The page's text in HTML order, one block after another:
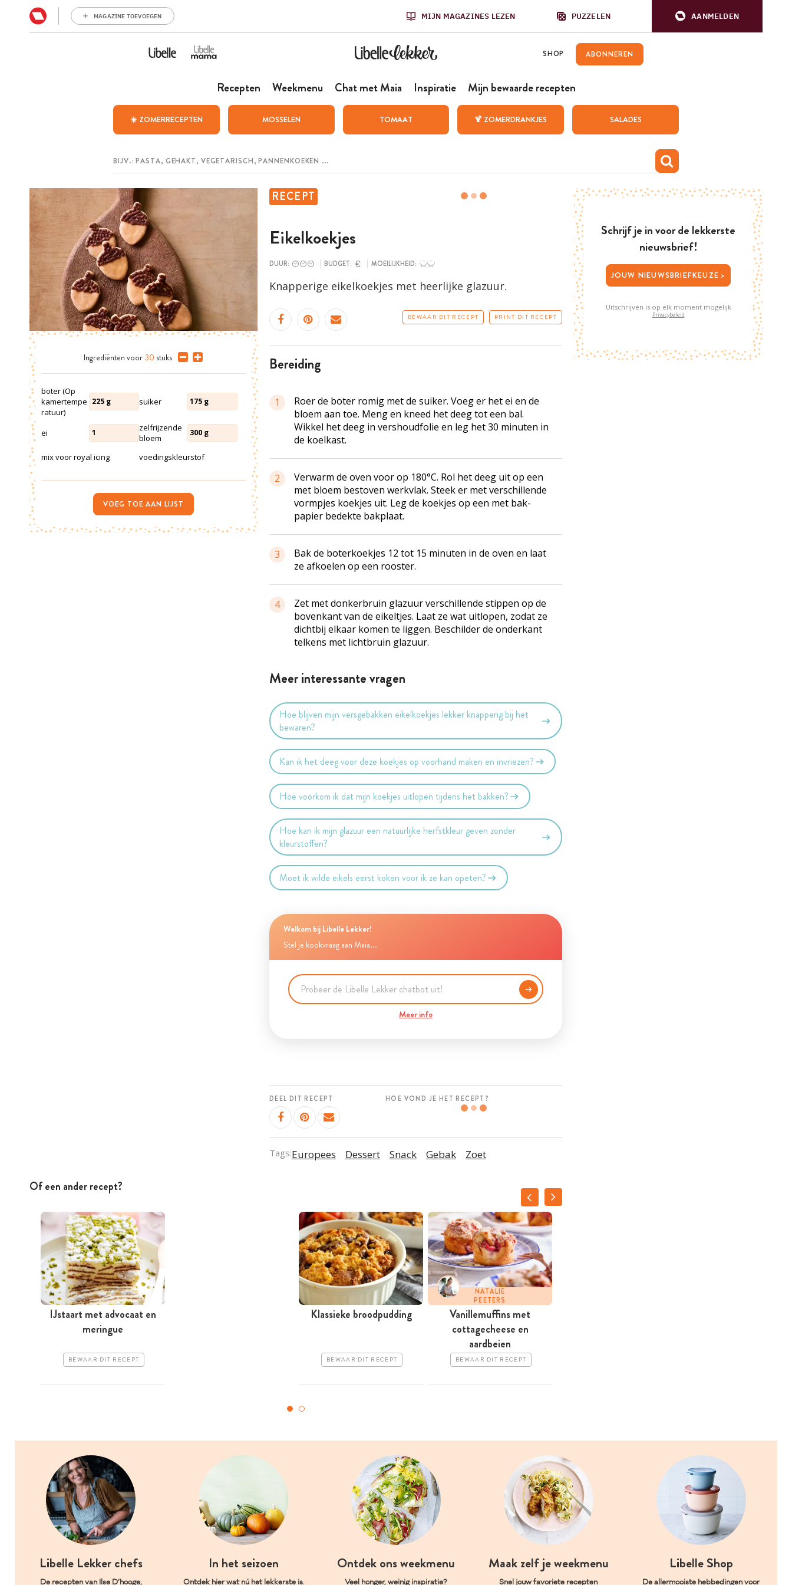
MAGAZINE TOEVOEGEN MIJN MAGAZINES LEZEN PUZZELEN AANMELDEN
SHOP ABONNEREN
Recepten Weekmenu Chat met Maia Inspiratie Mijn bewaarde recepten
☀️ ZOMERRECEPTEN MOSSELEN TOMAAT 🍹 ZOMERDRANKJES SALADES
RECEPT
Eikelkoekjes
DUUR: BUDGET: MOEILIJKHEID:
Knapperige eikelkoekjes met heerlijke glazuur.
BEWAAR DIT RECEPT PRINT DIT RECEPT
bereiding
1
Roer de boter romig met de suiker. Voeg er het ei en de
bloem aan toe. Meng en kneed het deeg tot een bal.
Wikkel het deeg in vershoudfolie en leg het 30 minuten in
de koelkast.
2
Verwarm de oven voor op 180°C. Rol het deeg uit op een
met bloem bestoven werkvlak. Steek er met verschillende
vormpjes koekjes uit. Leg de koekjes op een met bak-
papier bedekte bakplaat.
3
Bak de boterkoekjes 12 tot 15 minuten in de oven en laat
ze afkoelen op een rooster.
4
Zet met donkerbruin glazuur verschillende stippen op de
bovenkant van de eikeltjes. Laat ze wat uitlopen, zodat ze
dichtbij elkaar komen te liggen. Beschilder de onderkant
telkens met lichtbruin glazuur.
Meer interessante vragen
Hoe blijven mijn versgebakken eikelkoekjes lekker knapperig bij het
bewaren?
Kan ik het deeg voor deze koekjes op voorhand maken en invriezen?
Hoe voorkom ik dat mijn koekjes uitlopen tijdens het bakken?
Hoe kan ik mijn glazuur een natuurlijke herfstkleur geven zonder
kleurstoffen?
Moet ik wilde eikels eerst koken voor ik ze kan opeten?
Welkom bij Libelle Lekker!
Stel je kookvraag aan Maia...
Meer info
DEEL DIT RECEPT HOE VOND JE HET RECEPT?
Tags:Europees Dessert Snack Gebak Zoet
Ingrediënten voor 30 stuks
boter (Op
kamertempe
ratuur)
225 g suiker 175 g
ei 1
zelfrijzende
bloem
300 g
mix voor royal icing voedingskleurstof
VOEG TOE AAN LIJST
Of een ander recept?
IJstaart met advocaat en
meringue
BEWAAR DIT RECEPT
Klassieke broodpudding
BEWAAR DIT RECEPT
NATALIE
PEETERS
Vanillemuffins met
cottagecheese en
aardbeien
BEWAAR DIT RECEPT
Schrijf je in voor de lekkerste
nieuwsbrief!
JOUW NIEUWSBRIEFKEUZE >
Uitschrijven is op elk moment mogelijk
Privacybeleid
Libelle Lekker chefs
De recepten van Ilse D’hooge,
In het seizoen
Ontdek hier wat nú het lekkerste is.
Ontdek ons weekmenu
Veel honger, weinig inspiratie?
Maak zelf je weekmenu
Snel jouw favoriete recepten
Libelle Shop
De allermooiste hebbedingen voor